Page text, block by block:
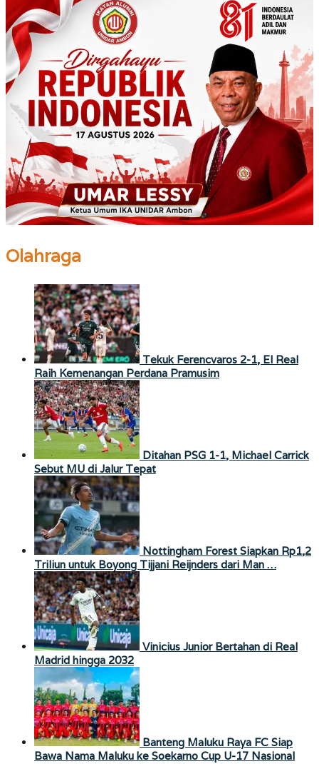
Olahraga
Tekuk Ferencvaros 2-1, El Real
Raih Kemenangan Perdana Pramusim
Ditahan PSG 1-1, Michael Carrick
Sebut MU di Jalur Tepat
Nottingham Forest Siapkan Rp1,2
Triliun untuk Boyong Tijjani Reijnders dari Man …
Vinicius Junior Bertahan di Real
Madrid hingga 2032
Banteng Maluku Raya FC Siap
Bawa Nama Maluku ke Soekarno Cup U-17 Nasional